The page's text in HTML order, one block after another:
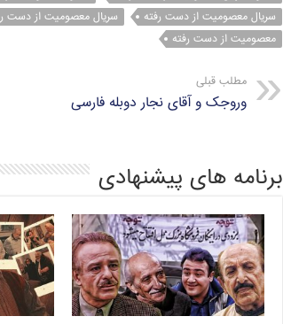
o
k
r
a
m
p
سریال معصومیت از دست رفته
سریال معصومیت از دست رفته
معصومیت از دست رفته
مطلب قبلی
وروجک و آقای نجار دوبله فارسی
برنامه های پیشنهادی